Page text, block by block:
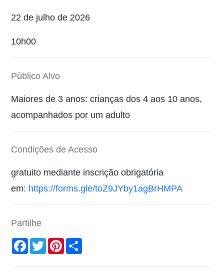
22 de julho de 2026
10h00
Público Alvo
Maiores de 3 anos: crianças dos 4 aos 10 anos,
acompanhados por um adulto
Condições de Acesso
gratuito mediante inscrição obrigatória
em: https://forms.gle/toZ9JYby1agBrHMPA
Partilhe
Facebook
TwitterPinterest